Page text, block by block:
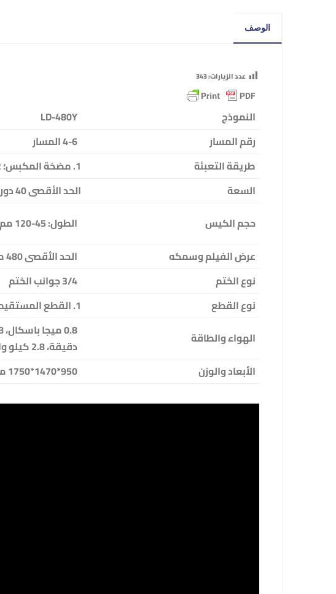
الوصف
عدد الزيارات:343
النموذج LD-480Y
رقم المسار
4-6 المسار
طريقة التعبئة
1. مضخة المكبس؛ 2. مضخة تمعجية
السعة
الحد الأقصى 40 دورة/دقيقة
حجم الكيس
الطول: 45-120 مم؛ العرض: 35-60 مم
عرض الفيلم وسمكه
الحد الأقصى 480 مم؛ 0.07-0.1 مم
نوع الختم
3/4 جوانب الختم
نوع القطع
1. القطع المستقيم؛ 2. القطع المتعرج؛ 3. القطع المستمر
الهواء والطاقة
دقيقة، 2.8 كيلو وات
الأبعاد والوزن
950*1470*1750 مم؛ 300 كجم